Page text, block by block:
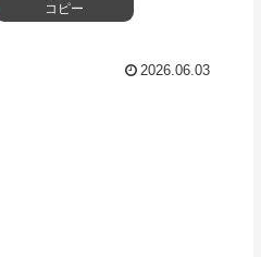
コピー
2026.06.03